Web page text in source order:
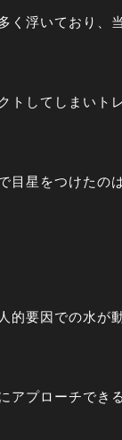
浮いており、
してしまいト
目星をつけたの
的要因での水が
アプローチでき